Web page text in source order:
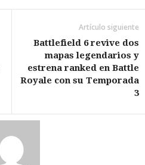
Artículo siguiente
Battlefield 6 revive dos
mapas legendarios y
estrena ranked en Battle
Royale con su Temporada
3